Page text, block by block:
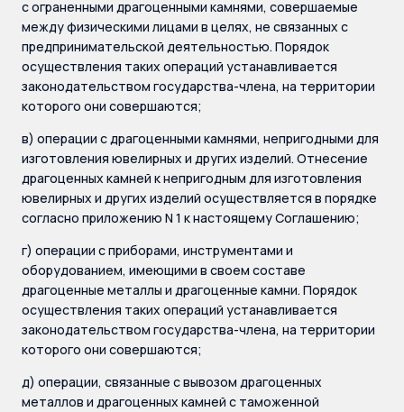
с ограненными драгоценными камнями, совершаемые
между физическими лицами в целях, не связанных с
предпринимательской деятельностью. Порядок
осуществления таких операций устанавливается
законодательством государства-члена, на территории
которого они совершаются;
в) операции с драгоценными камнями, непригодными для
изготовления ювелирных и других изделий. Отнесение
драгоценных камней к непригодным для изготовления
ювелирных и других изделий осуществляется в порядке
согласно приложению N 1 к настоящему Соглашению;
г) операции с приборами, инструментами и
оборудованием, имеющими в своем составе
драгоценные металлы и драгоценные камни. Порядок
осуществления таких операций устанавливается
законодательством государства-члена, на территории
которого они совершаются;
д) операции, связанные с вывозом драгоценных
металлов и драгоценных камней с таможенной